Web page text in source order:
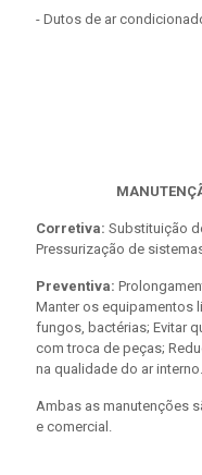
- Dutos de ar
Corretiva: Substituição
Pressurização de
Preventiva:
Manter os equipamentos
fungos, bactérias; Evitar
com troca de peças;
na qualidade do ar interno.
Ambas as manutenções
e comercial.